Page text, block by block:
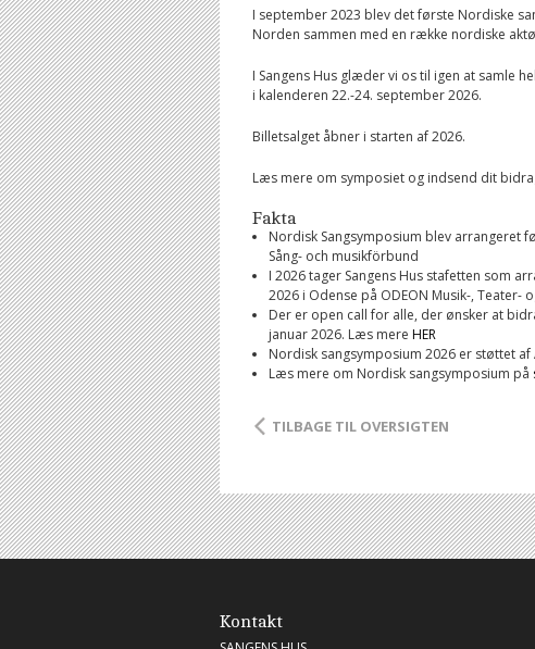
I september 2023 blev det første Nordiske
Norden sammen med en række nordiske
I Sangens Hus glæder vi os til igen at samle
i kalenderen 22.-24. september 2026.
Billetsalget åbner i starten af 2026.
Læs mere om symposiet og indsend dit
Fakta
Nordisk Sangsymposium blev arrangeret
Sång- och musikförbund
I 2026 tager Sangens Hus stafetten som
2026 i Odense på ODEON Musik-, Teater-
Der er open call for alle, der ønsker at
januar 2026. Læs mere HER
Nordisk sangsymposium 2026 er støttet
Læs mere om Nordisk sangsymposium på
TILBAGE TIL OVERSIGTEN
Kontakt